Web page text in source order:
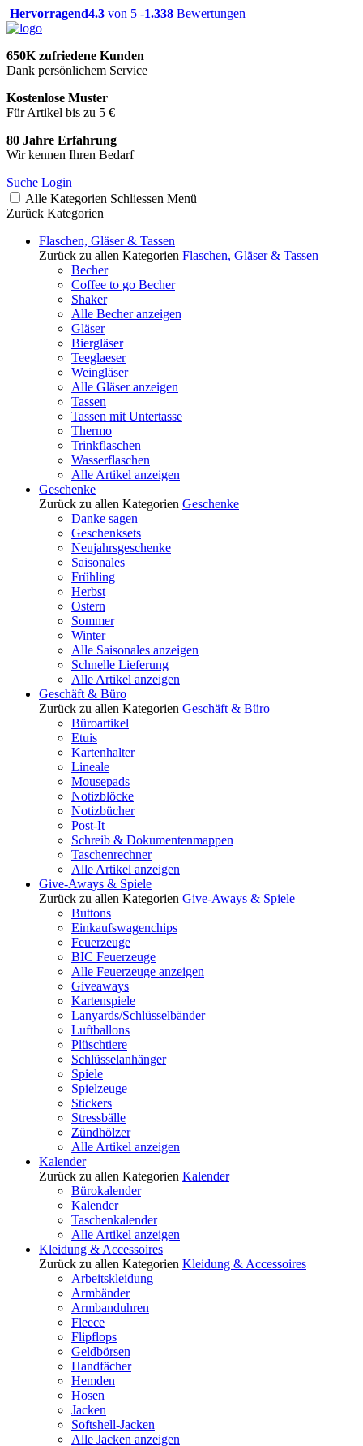
Hervorragend4.3 von 5 -1.338 Bewertungen
650K zufriedene Kunden
Dank persönlichem Service
Kostenlose Muster
Für Artikel bis zu 5 €
80 Jahre Erfahrung
Wir kennen Ihren Bedarf
Suche Login
Alle Kategorien Schliessen Menü
Zurück Kategorien
Flaschen, Gläser & Tassen
Zurück zu allen Kategorien Flaschen, Gläser & Tassen
Becher
Coffee to go Becher
Shaker
Alle Becher anzeigen
Gläser
Biergläser
Teeglaeser
Weingläser
Alle Gläser anzeigen
Tassen
Tassen mit Untertasse
Thermo
Trinkflaschen
Wasserflaschen
Alle Artikel anzeigen
Geschenke
Zurück zu allen Kategorien Geschenke
Danke sagen
Geschenksets
Neujahrsgeschenke
Saisonales
Frühling
Herbst
Ostern
Sommer
Winter
Alle Saisonales anzeigen
Schnelle Lieferung
Alle Artikel anzeigen
Geschäft & Büro
Zurück zu allen Kategorien Geschäft & Büro
Büroartikel
Etuis
Kartenhalter
Lineale
Mousepads
Notizblöcke
Notizbücher
Post-It
Schreib & Dokumentenmappen
Taschenrechner
Alle Artikel anzeigen
Give-Aways & Spiele
Zurück zu allen Kategorien Give-Aways & Spiele
Buttons
Einkaufswagenchips
Feuerzeuge
BIC Feuerzeuge
Alle Feuerzeuge anzeigen
Giveaways
Kartenspiele
Lanyards/Schlüsselbänder
Luftballons
Plüschtiere
Schlüsselanhänger
Spiele
Spielzeuge
Stickers
Stressbälle
Zündhölzer
Alle Artikel anzeigen
Kalender
Zurück zu allen Kategorien Kalender
Bürokalender
Kalender
Taschenkalender
Alle Artikel anzeigen
Kleidung & Accessoires
Zurück zu allen Kategorien Kleidung & Accessoires
Arbeitskleidung
Armbänder
Armbanduhren
Fleece
Flipflops
Geldbörsen
Handfächer
Hemden
Hosen
Jacken
Softshell-Jacken
Alle Jacken anzeigen